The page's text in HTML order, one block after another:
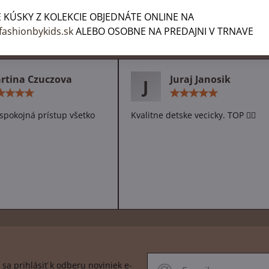
zákazníkov
Czuczova
/
5
prístup všetko
J
Juraj Janosik
/
5
Kvalitne detske vecicky. TOP 👌🏻
sa prihlásiť k odberu noviniek e-
KÚSKY Z KOLEKCIE OBJEDNÁTE ONLINE NA
ALEBO OSOBNE NA PREDAJNI V TRNAVE